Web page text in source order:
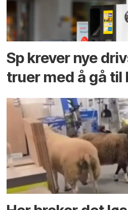
Sp krever nye
truer med å gå